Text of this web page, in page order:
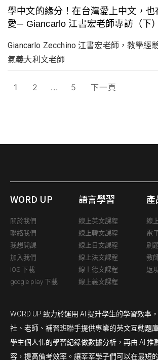
學中文的緣分！在台灣愛上中文，也
愛─ Giancarlo 江書宏老師專訪（下）
Giancarlo Zecchino 江書宏老師，教學經
氣義大利文老師
1 2 ... 5 下一頁
WORD UP
關於我們
聯絡我們
我想開課
加入我們
iOS 下載
google play 下載
語言學習
線上英文課程
線上韓文課程
線上日文課程
線上法文課程
線上德文課程
線上義文課程
線
電
刷
教
返
WORD UP 致力於運用 AI 提升學生的學習效率
社、老師、補習班聯手提供專業的英文互動題
學生個人化的學習紀錄做數據分析，再由 AI 推
容，提高備考效率。讓莘莘學子們可以在最短